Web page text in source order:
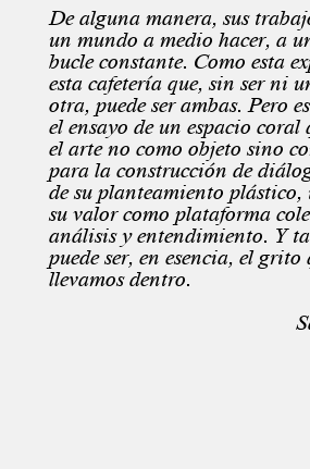
De alguna manera, sus
un mundo a medio hacer, a
bucle constante. Como esta
esta cafetería que, sin ser ni
otra, puede ser ambas. Pero
el ensayo de un espacio coral
el arte no como objeto sino
para la construcción de
de su planteamiento
su valor como plataforma
análisis y entendimiento. Y
puede ser, en esencia, el grito
llevamos dentro.